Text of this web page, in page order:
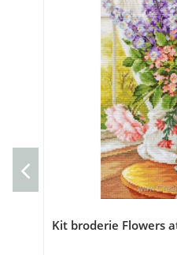
Kit broderie Flowers